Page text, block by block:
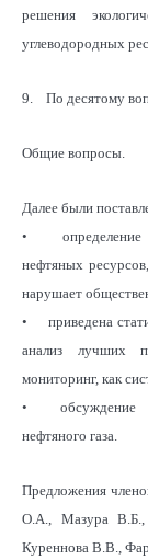
решения
углеводородных
9. По десятому
Общие вопросы.
Далее были
• определение
нефтяных
нарушает
• приведена
анализ лучших
мониторинг, как
• обсуждение
нефтяного газа.
Предложения
О.А., Мазура В.Б.,
Куреннова В.В.,